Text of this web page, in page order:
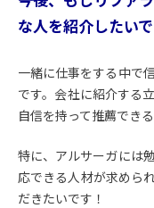
な人を紹介したい
一緒に仕事をする中で
です。会社に紹介する
自信を持って推薦でき
特に、アルサーガには
応できる人材が求めら
だきたいです！